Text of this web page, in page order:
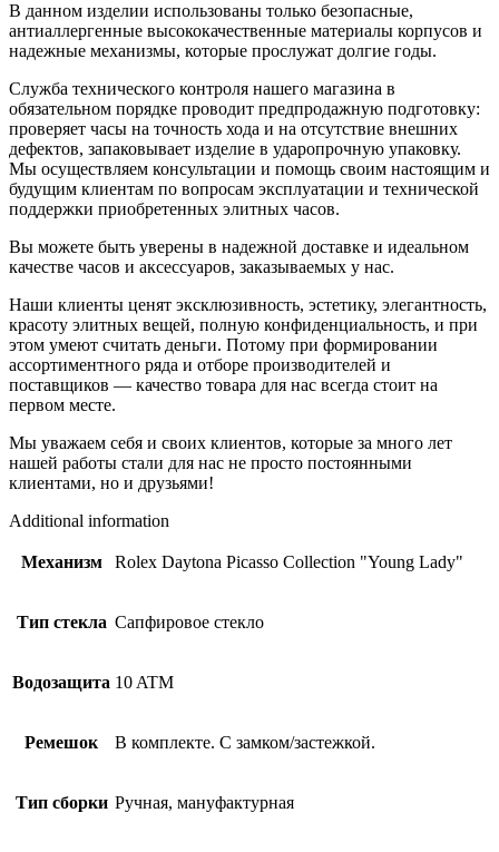
В данном изделии использованы только безопасные,
антиаллергенные высококачественные материалы корпусов и
надежные механизмы, которые прослужат долгие годы.
Служба технического контроля нашего магазина в
обязательном порядке проводит предпродажную подготовку:
проверяет часы на точность хода и на отсутствие внешних
дефектов, запаковывает изделие в ударопрочную упаковку.
Мы осуществляем консультации и помощь своим настоящим и
будущим клиентам по вопросам эксплуатации и технической
поддержки приобретенных элитных часов.
Вы можете быть уверены в надежной доставке и идеальном
качестве часов и аксессуаров, заказываемых у нас.
Наши клиенты ценят эксклюзивность, эстетику, элегантность,
красоту элитных вещей, полную конфиденциальность, и при
этом умеют считать деньги. Потому при формировании
ассортиментного ряда и отборе производителей и
поставщиков — качество товара для нас всегда стоит на
первом месте.
Мы уважаем себя и своих клиентов, которые за много лет
нашей работы стали для нас не просто постоянными
клиентами, но и друзьями!
Additional information
Механизм Rolex Daytona Picasso Collection "Young Lady"
Тип стекла Сапфировое стекло
Водозащита 10 ATM
Ремешок В комплекте. С замком/застежкой.
Тип сборки Ручная, мануфактурная